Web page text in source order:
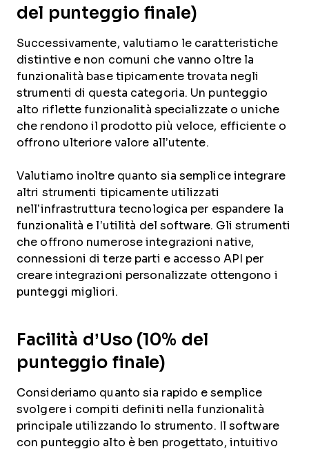
del punteggio finale)
Successivamente, valutiamo le caratteristiche
distintive e non comuni che vanno oltre la
funzionalità base tipicamente trovata negli
strumenti di questa categoria. Un punteggio
alto riflette funzionalità specializzate o uniche
che rendono il prodotto più veloce, efficiente o
offrono ulteriore valore all’utente.
Valutiamo inoltre quanto sia semplice integrare
altri strumenti tipicamente utilizzati
nell’infrastruttura tecnologica per espandere la
funzionalità e l’utilità del software. Gli strumenti
che offrono numerose integrazioni native,
connessioni di terze parti e accesso API per
creare integrazioni personalizzate ottengono i
punteggi migliori.
Facilità d’Uso (10% del
punteggio finale)
Consideriamo quanto sia rapido e semplice
svolgere i compiti definiti nella funzionalità
principale utilizzando lo strumento. Il software
con punteggio alto è ben progettato, intuitivo